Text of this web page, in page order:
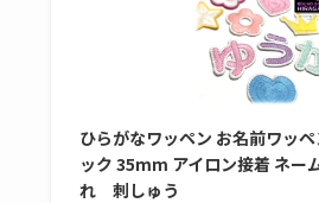
ひらがなワッペン お名前ワッ
ック 35mm アイロン接着 ネ
れ 刺しゅう